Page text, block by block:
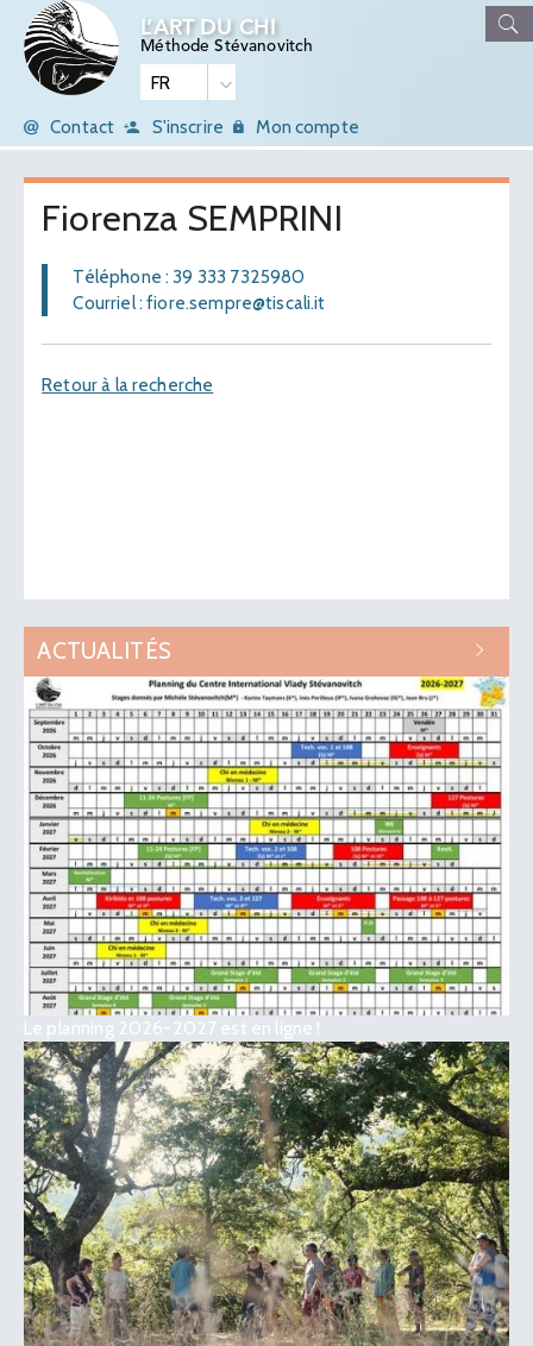
L’ART DU CHI
Méthode Stévanovitch
Contact S'inscrire Mon compte
Fiorenza SEMPRINI
Téléphone : 39 333 7325980
Courriel : fiore.sempre@tiscali.it
Retour à la recherche
ACTUALITÉS
Le planning 2026-2027 est en ligne !